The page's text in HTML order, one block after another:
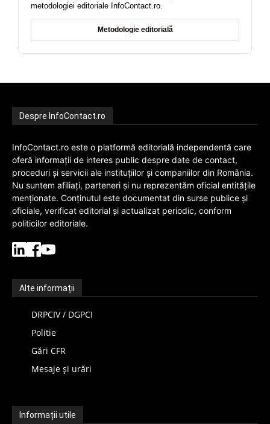
metodologiei editoriale InfoContact.ro.
Metodologie editorială
Despre InfoContact.ro
InfoContact.ro este o platformă editorială independentă care
oferă informații de interes public despre date de contact,
proceduri și servicii ale instituțiilor și companiilor din România.
Nu suntem afiliați, parteneri și nu reprezentăm oficial entitățile
menționate. Conținutul este documentat din surse publice și
oficiale, verificat editorial și actualizat periodic, conform
politicilor editoriale.
Alte informații
DRPCIV / DGPCI
Politie
Gări CFR
Mesaje și urări
Informații utile